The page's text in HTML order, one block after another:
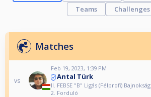
Teams
Challenges
Matches
vs
Feb 19, 2023, 1:39 PM
Antal Türk
II. FEBSE "B" Ligás (Félprofi) Bajnokság
2. Forduló